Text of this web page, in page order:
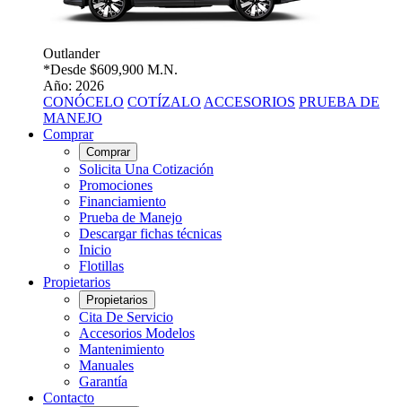
Outlander
*Desde $609,900 M.N.
Año: 2026
CONÓCELO COTÍZALO ACCESORIOS PRUEBA DE
MANEJO
Comprar
Comprar
Solicita Una Cotización
Promociones
Financiamiento
Prueba de Manejo
Descargar fichas técnicas
Inicio
Flotillas
Propietarios
Propietarios
Cita De Servicio
Accesorios Modelos
Mantenimiento
Manuales
Garantía
Contacto